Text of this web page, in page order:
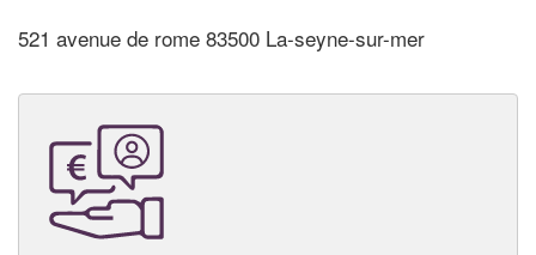
521 avenue de rome 83500 La-seyne-sur-mer